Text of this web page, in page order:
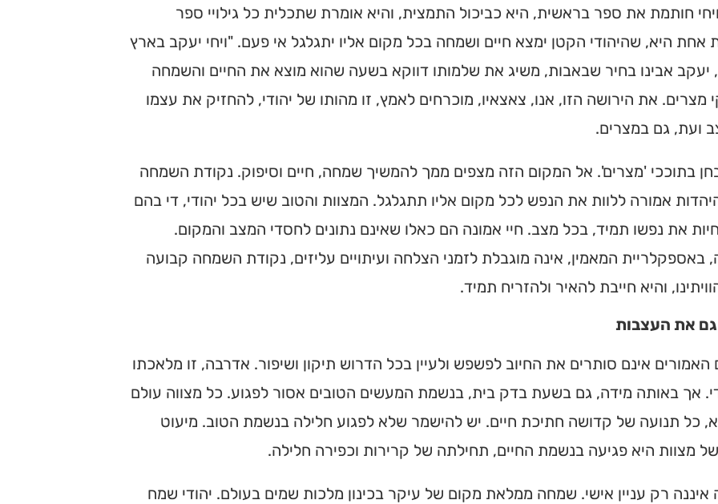
חותמת את ספר בראשית, היא כביכול התמצית, והיא אומרת שתכלית כל גילויי ספר
אחת היא, שהיהודי הקטן ימצא חיים ושמחה בכל מקום אליו יתגלגל אי פעם. "ויחי יעקב בארץ
יעקב אבינו בחיר שבאבות, משיג את שלמותו דווקא בשעה שהוא מוצא את החיים והשמחה
מצרים. את הירושה הזו, אנו, צאצאיו, מוכרחים לאמץ, זו מהותו של יהודי, להחזיק את עצמו
ועת, גם במצרים.
בתוככי 'מצרים'. אל המקום הזה מצפים ממך להמשיך שמחה, חיים וסיפוק. נקודת השמחה
אמורה ללוות את הנפש לכל מקום אליו תתגלגל. המצוות והטוב שיש בכל יהודי, די בהם
את נפשו תמיד, בכל מצב. חיי אמונה הם כאלו שאינם נתונים לחסדי המצב והמקום.
המאמין, אינה מוגבלת לזמני הצלחה ועיתויים עליזים, נקודת השמחה קבועה
והיא חייבת להאיר ולהזריח תמיד.
את העצבות
האמורים אינם סותרים את החיוב לפשפש ולעיין בכל הדרוש תיקון ושיפור. אדרבה, זו מלאכתו
אך באותה מידה, גם בשעת בדק בית, בנשמת המעשים הטובים אסור לפגוע. כל מצווה עולם
כל תנועה של קדושה חתיכת חיים. יש להישמר שלא לפגוע חלילה בנשמת הטוב. מיעוט
מצוות היא פגיעה בנשמת החיים, תחילתה של קרירות וכפירה חלילה.
רק עניין אישי. שמחה ממלאת מקום של עיקר בכינון מלכות שמים בעולם. יהודי שמח
הגעה בלחיצת כפתור.